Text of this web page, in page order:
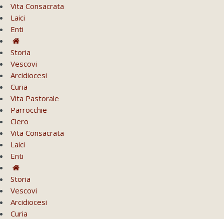
Vita Consacrata
Laici
Enti
Storia
Vescovi
Arcidiocesi
Curia
Vita Pastorale
Parrocchie
Clero
Vita Consacrata
Laici
Enti
Storia
Vescovi
Arcidiocesi
Curia